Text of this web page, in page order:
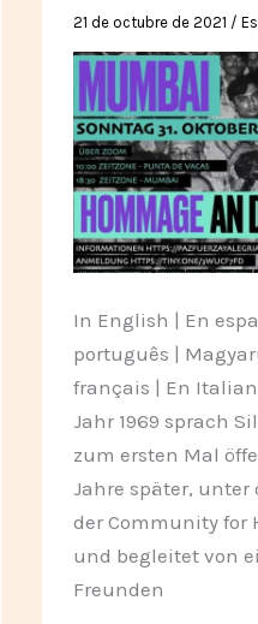
μέλλον
21 de octubre de 2021 /
In English | En
português |
français | En
Jahr 1969 sprach
zum ersten Mal
Jahre später,
der Community for
und begleitet von
Freunden